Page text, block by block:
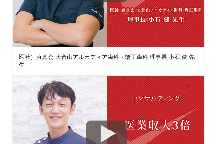
医社）直真会 大倉山アルカディア歯科・矯正歯科 理事長 小石 健 先
生